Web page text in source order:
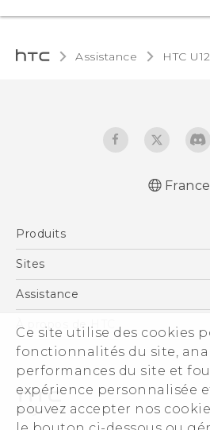
Ce site utilise des cookies
fonctionnalités du site,
performances du site et
expérience personnalisée
pouvez accepter nos
Assistance HTC
English - User
France
Produits
Smartphones
Vive
Accessoires
Sites
HTC Vive
HTC Pro
Assistance
eCommerce Support
À propos de HTC
ESG
Informations sur la société
Sécurité du produit
Politique de confidentialité